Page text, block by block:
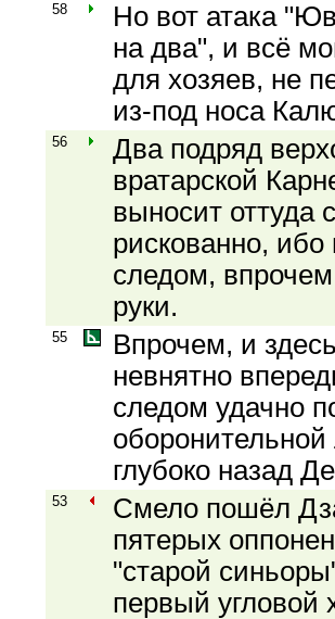
58
Но вот атака
на два", и всё
для хозяев, не
из-под носа
56
Два подряд
вратарской
выносит оттуда
рискованно,
следом,
руки.
55
Впрочем, и
невнятно
следом удачно
глубоко назад
53
Смело пошёл
пятерых
"старой
первый угловой